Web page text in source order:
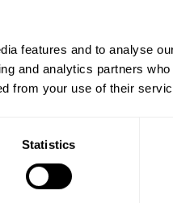
features and to analyse
and analytics partners
from your use of their
Statistics